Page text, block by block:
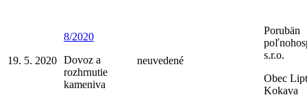
19. 5. 2020
8/2020
Dovoz a
rozhrnutie
kameniva
neuvedené
Porubän
s.r.o.
Obec
Kokava